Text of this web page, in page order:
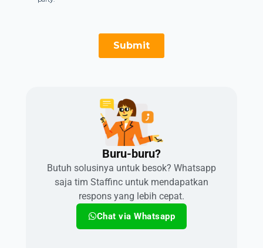
Buru-buru?​
Butuh solusinya untuk besok? Whatsapp
saja tim Staffinc untuk mendapatkan
respons yang lebih cepat.
Chat via Whatsapp